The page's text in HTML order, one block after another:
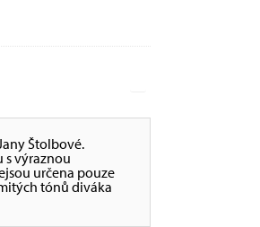
Štolbové.
výraznou
určena pouze
tónů diváka